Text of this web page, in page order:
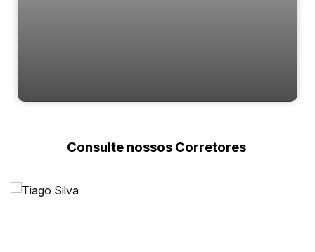
Consulte nossos Corretores